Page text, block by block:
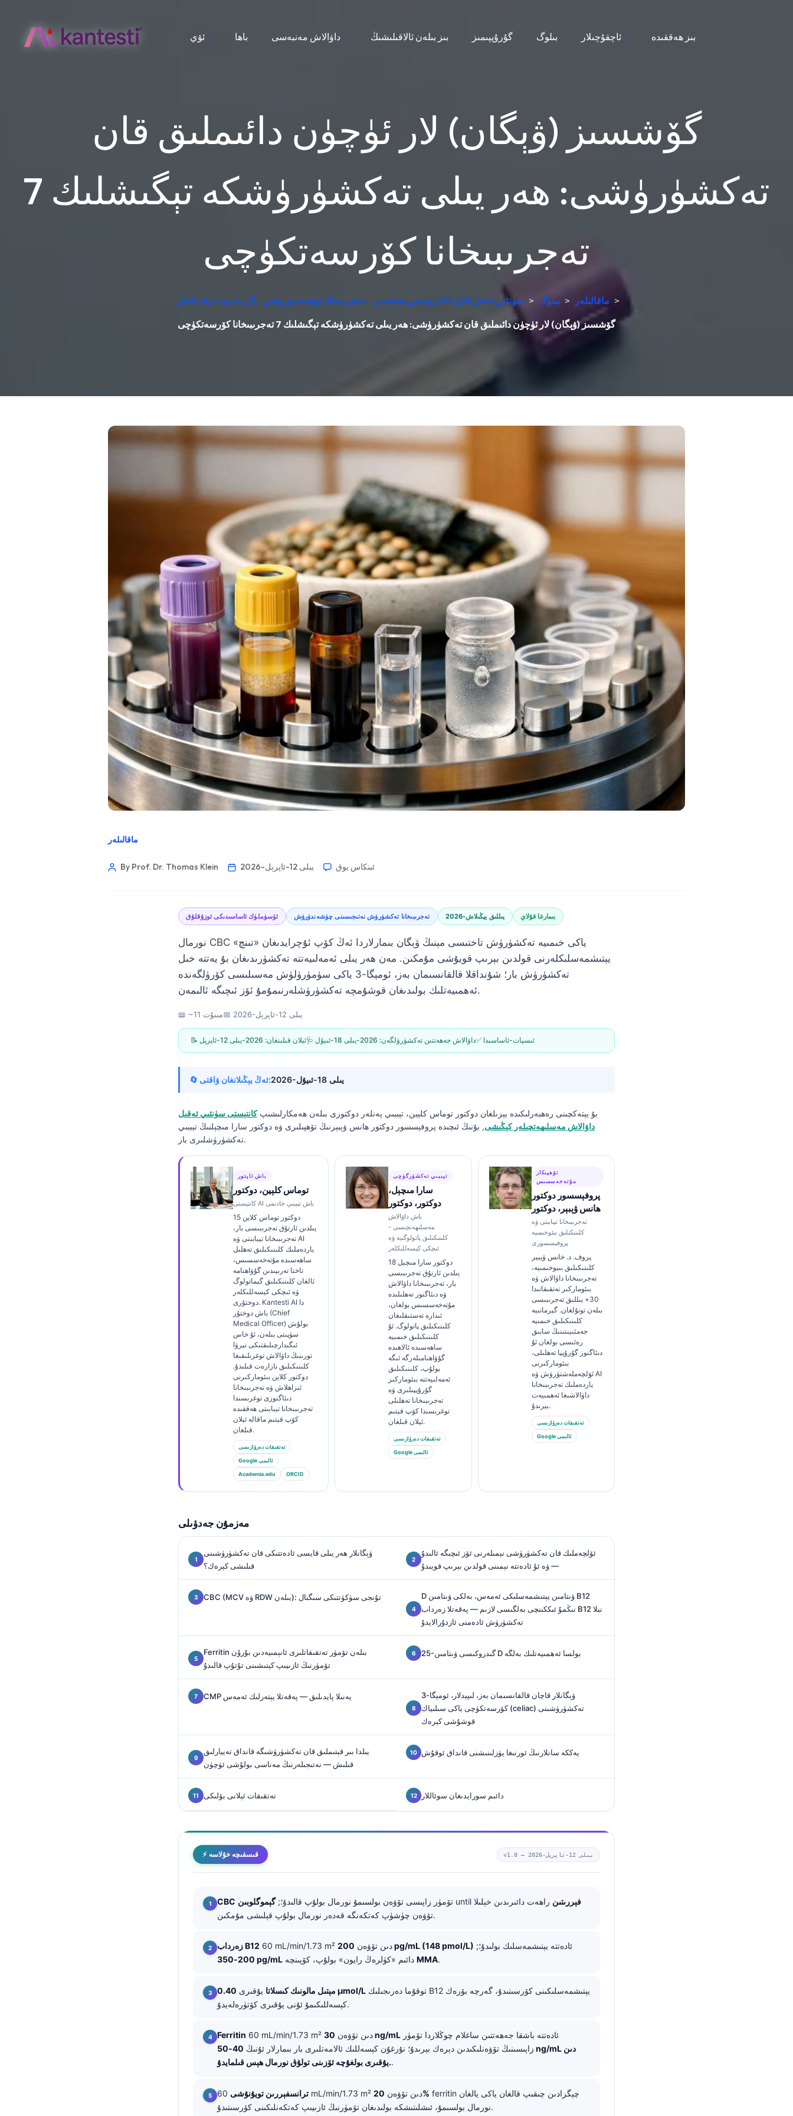
ئۆي باھا داۋالاش مەنبەسى بىز بىلەن ئالاقىلىشىڭ گۇرۇپپىمىز بىلوگ ئاچقۇچىلار بىز ھەققىدە
گۆشسىز (ۋېگان) لار ئۈچۈن دائىملىق قان
تەكشۈرۈشى: ھەر يىلى تەكشۈرۈشكە تېگىشلىك 7
تەجرىبىخانا كۆرسەتكۈچى
سۈنئىي ئەقىل قان ئانالىزچىسى ھەقسىز - تەجرىبىخانا چۈشەندۈرۈشى ، گېرمانىيەدە ياسالغان > بىلوگ > ماقالىلەر >
گۆشسىز (ۋېگان) لار ئۈچۈن دائىملىق قان تەكشۈرۈشى: ھەر يىلى تەكشۈرۈشكە تېگىشلىك 7 تەجرىبىخانا كۆرسەتكۈچى
ماقالىلەر
By Prof. Dr. Thomas Klein 2026-يىلى 12-ئاپرېل ئىنكاس يوق
ئۆسۈملۈك ئاساسىدىكى ئوزۇقلۇق تەجرىبىخانا تەكشۈرۈش نەتىجىسىنى چۈشەندۈرۈش 2026-يىللىق يېڭىلاش بىمارغا قۇلاي
نورمال CBC ياكى خىمىيە تەكشۈرۈش تاختىسى مېنىڭ ۋېگان بىمارلاردا ئەڭ كۆپ ئۇچرايدىغان «تىنچ»
يېتىشمەسلىكلەرنى قولدىن بېرىپ قويۇشى مۇمكىن. مەن ھەر يىلى ئەمەلىيەتتە تەكشۈرىدىغان بۇ يەتتە خىل
تەكشۈرۈش بار؛ شۇنداقلا قالقانسىمان بەز، ئومېگا-3 ياكى سۈمۈرۈلۈش مەسىلىسى كۆرۈلگەندە
ئەھمىيەتلىك بولىدىغان قوشۇمچە تەكشۈرۈشلەرنىمۇمۇ ئۆز ئىچىگە ئالىمەن.
📖 ~11 مىنۇت📅 2026-يىلى 12-ئاپرېل
📝 ئېلان قىلىنغان: 2026-يىلى 12-ئاپرېل 🩺 داۋالاش جەھەتتىن تەكشۈرۈلگەن: 2026-يىلى 18-ئىيۇل ✅ ئىسپات-ئاساسىدا
🔄 ئەڭ يېڭىلانغان ۋاقتى: 2026-يىلى 18-ئىيۇل
بۇ يېتەكچىنى رەھبەرلىكىدە يېزىلغان دوكتور توماس كلېين، تېببىي پەنلەر دوكتورى بىلەن ھەمكارلىشىپكانتېستى سۈنئىي ئەقىل
داۋالاش مەسلىھەتچىلەر كېڭىشى, بۇنىڭ ئىچىدە پروفېسسور دوكتور ھانس ۋېبېرنىڭ تۆھپىلىرى ۋە دوكتور سارا مىچېلنىڭ تېببىي
تەكشۈرۈشلىرى بار.
باش ئاپتور
توماس كلېين، دوكتور
كانتېستى AI باش تېببىي خادىمى
دوكتور توماس كلاین 15
يىلدىن ئارتۇق تەجرىبىسى بار،
تەجرىبىخانا تېبابىتى ۋە AI
ياردەملىك كلىنىكىلىق تەھلىل
ساھەسىدە مۇتەخەسسىس،
تاختا تەرىپىدىن گۇۋاھنامە
ئالغان كلىنىكىلىق گېماتولوگ
ۋە ئىچكى كېسەللىكلەر
دوختۇرى. Kantesti AI دا
باش دوختۇر (Chief
Medical Officer) بولۇش
سۈپىتى بىلەن، ئۇ خاس
ئىگىدارچىلىقتىكى نېرۋا
تورىنىڭ داۋالاش توغرىلىقىغا
كلىنىكىلىق نازارەت قىلىدۇ.
دوكتور كلاین بىئوماركىرنى
ئىزاھلاش ۋە تەجرىبىخانا
دىئاگنوزى توغرىسىدا
تەجرىبىخانا تېبابىتى ھەققىدە
كۆپ قېتىم ماقالە ئېلان
قىلغان.
تەتقىقات دەرۋازىسى
Google ئالىمى
Academia.edu ORCID
تېببىي تەكشۈرگۈچى
سارا مىچېل،
دوكتور، دوكتور
باش داۋالاش
مەسلىھەتچىسى -
كلىنىكىلىق پاتولوگىيە ۋە
ئىچكى كېسەللىكلەر
دوكتور سارا مىچېل 18
يىلدىن ئارتۇق تەجرىبىسى
بار، تەجرىبىخانا داۋالاش
ۋە دىئاگنوز تەھلىلىدە
مۇتەخەسسىس بولغان،
ئىدارە تەستىقلىغان
كلىنىكىلىق پاتولوگ. ئۇ
كلىنىكىلىق خىمىيە
ساھەسىدە ئالاھىدە
گۇۋاھنامىلەرگە ئىگە
بولۇپ، كلىنىكىلىق
ئەمەلىيەتتە بىئوماركىر
گۇرۇپپىلىرى ۋە
تەجرىبىخانا تەھلىلى
توغرىسىدا كۆپ قېتىم
ئېلان قىلغان.
تەتقىقات دەرۋازىسى
Google ئالىمى
تۆھپىكار
مۇتەخەسسىس
پروفېسسور دوكتور
ھانس ۋېبېر، دوكتور
تەجرىبىخانا تېبابىتى ۋە
كلىنىكىلىق بىئوخىمىيە
پروفېسسورى
پروف. د. خانس ۋېبېر
كلىنىكىلىق بىيوخىمىيە،
تەجرىبىخانا داۋالاش ۋە
بىئوماركىر تەتقىقاتىدا
30+ يىللىق تەجرىبىسى
بىلەن تونۇلغان. گېرمانىيە
كلىنىكىلىق خىمىيە
جەمئىيىتىنىڭ سابىق
رەئىسى بولغان ئۇ
دىئاگنوز گۇرۇپپا تەھلىلى،
بىئوماركىرنى
ئۆلچەملەشتۈرۈش ۋە AI
ياردەملىك تەجرىبىخانا
داۋالاشىغا ئەھمىيەت
بېرىدۇ.
تەتقىقات دەرۋازىسى
Google ئالىمى
مەزمۇن جەدۋىلى
ۋېگانلار ھەر يىلى قايسى ئادەتتىكى قان تەكشۈرۈشىنى
قىلىشى كېرەك؟
ئۆلچەملىك قان تەكشۈرۈشى نېمىلەرنى ئۆز ئىچىگە ئالىدۇ
— ۋە ئۇ ئادەتتە نېمىنى قولدىن بېرىپ قويىدۇ
CBC (MCV ۋە RDW بىلەن): تۇنجى سۈكۈتتىكى سىگنال
D ۋىتامىن يېتىشمەسلىكى ئەمەس، بەلكى ۋىتامىن B12
نىڭمۇ ئىككىنچى بەلگىسى لازىم — پەقەتلا زەرداب B12 نىلا
تەكشۈرۈش ئادەمنى ئازدۇرالايدۇ
Ferritin بىلەن تۆمۈر تەتقىقاتلىرى ئانېمىيەدىن بۇرۇن
تۆمۈرنىڭ ئازىيىپ كېتىشىنى تۇتۇپ قالىدۇ
25-گىدروكىسى ۋىتامىن D بولسا ئەھمىيەتلىك بەلگە
CMP يەنىلا پايدىلىق — پەقەتلا يېتەرلىك ئەمەس
ۋېگانلار قاچان قالقانسىمان بەز، لىپېدلار، ئومېگا-3
كۆرسەتكۈچى ياكى سىلىياك (celiac) تەكشۈرۈشىنى
قوشۇشى كېرەك
يىلدا بىر قېتىملىق قان تەكشۈرۈشىگە قانداق تەييارلىق
قىلىش — نەتىجىلەرنىڭ مەناسى بولۇشى ئۈچۈن
يەككە سانلارنىڭ ئورنىغا يۈزلىنىشنى قانداق ئوقۇش
تەتقىقات ئېلانى بۆلىكى دائىم سورايدىغان سوئاللار
⚡ قىسقىچە خۇلاسە v1.0 — 2026-يىلى 12-ئاپرېل
CBC تۆمۈر زاپىسى تۆۋەن بولسىمۇ نورمال بولۇپ قالىدۇ؛;گېموگلوبىن until فېررىتىن راھەت دائىرىدىن خېلىلا
تۆۋەن چۈشۈپ كەتكەنگە قەدەر نورمال بولۇپ قېلىشى مۇمكىن.
زەرداب B12 60 mL/min/1.73 m² دىن تۆۋەن200 pg/mL (148 pmol/L) ئادەتتە يېتىشمەسلىك بولىدۇ؛;
200-350 pg/mL
MMA.
مېتىل مالونىك كىسلاتا يۇقىرى 0.40 µmol/L
كېسەللىكىمۇ ئۇنى يۇقىرى كۆتۈرەلەيدۇ.
Ferritin 60 mL/min/1.73 m² دىن تۆۋەن30 ng/mL
زاپىسىنىڭ تۆۋەنلىكىدىن دېرەك بېرىدۇ؛ نۇرغۇن كېسەللىك ئالامەتلىرى بار بىمارلار ئۇنىڭ
40-50 ng/mL دىن
يۇقىرى بولغۇچە ئۆزىنى تولۇق نورمال ھېس قىلمايدۇ..
ترانسفېررىن تويۇنۇشى 60 mL/min/1.73 m² دىن تۆۋەن20% ferritin چېگرادىن چىقىپ قالغان ياكى يالغان
نورمال بولسىمۇ، ئىشلىتىشكە بولىدىغان تۆمۈرنىڭ ئازىيىپ كەتكەنلىكىنى كۆرسىتىدۇ.